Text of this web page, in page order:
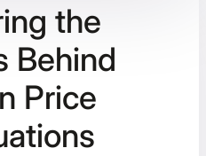
the
Behind
Price